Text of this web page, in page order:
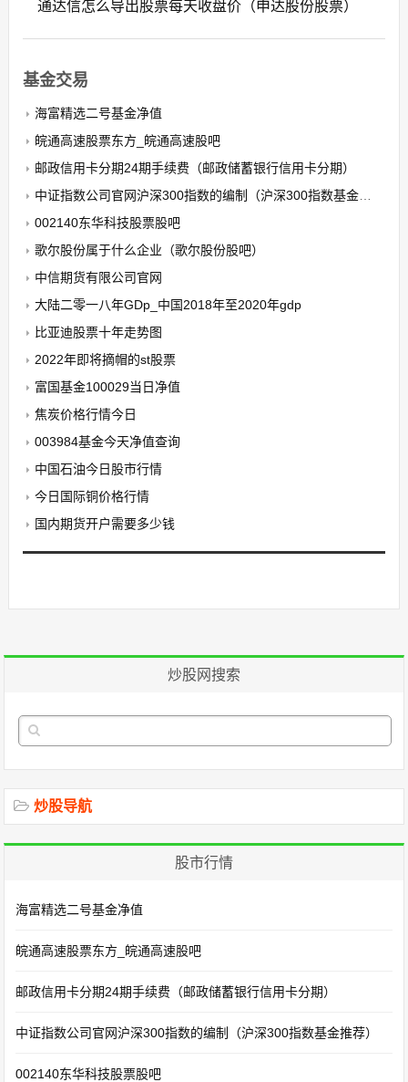
通达信怎么导出股票每天收盘价（申达股份股票）
基金交易
海富精选二号基金净值
皖通高速股票东方_皖通高速股吧
邮政信用卡分期24期手续费（邮政储蓄银行信用卡分期）
中证指数公司官网沪深300指数的编制（沪深300指数基金推荐）
002140东华科技股票股吧
歌尔股份属于什么企业（歌尔股份股吧）
中信期货有限公司官网
大陆二零一八年GDp_中国2018年至2020年gdp
比亚迪股票十年走势图
2022年即将摘帽的st股票
富国基金100029当日净值
焦炭价格行情今日
003984基金今天净值查询
中国石油今日股市行情
今日国际铜价格行情
国内期货开户需要多少钱
炒股网搜索
炒股导航
股市行情
海富精选二号基金净值
皖通高速股票东方_皖通高速股吧
邮政信用卡分期24期手续费（邮政储蓄银行信用卡分期）
中证指数公司官网沪深300指数的编制（沪深300指数基金推荐）
002140东华科技股票股吧